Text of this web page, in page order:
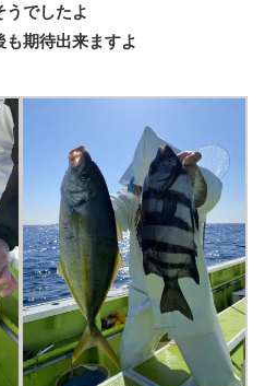
うでしたよ
期待出来ますよ